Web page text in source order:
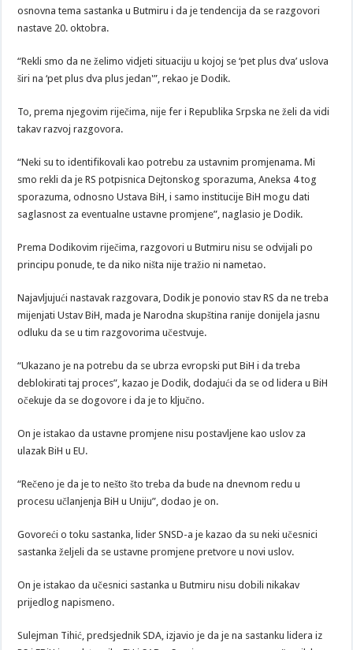
osnovna tema sastanka u Butmiru i da je tendencija da se razgovori
nastave 20. oktobra.
“Rekli smo da ne želimo vidjeti situaciju u kojoj se ‘pet plus dva’ uslova
širi na ‘pet plus dva plus jedan'”, rekao je Dodik.
To, prema njegovim riječima, nije fer i Republika Srpska ne želi da vidi
takav razvoj razgovora.
“Neki su to identifikovali kao potrebu za ustavnim promjenama. Mi
smo rekli da je RS potpisnica Dejtonskog sporazuma, Aneksa 4 tog
sporazuma, odnosno Ustava BiH, i samo institucije BiH mogu dati
saglasnost za eventualne ustavne promjene”, naglasio je Dodik.
Prema Dodikovim riječima, razgovori u Butmiru nisu se odvijali po
principu ponude, te da niko ništa nije tražio ni nametao.
Najavljujući nastavak razgovara, Dodik je ponovio stav RS da ne treba
mijenjati Ustav BiH, mada je Narodna skupština ranije donijela jasnu
odluku da se u tim razgovorima učestvuje.
“Ukazano je na potrebu da se ubrza evropski put BiH i da treba
deblokirati taj proces”, kazao je Dodik, dodajući da se od lidera u BiH
očekuje da se dogovore i da je to ključno.
On je istakao da ustavne promjene nisu postavljene kao uslov za
ulazak BiH u EU.
“Rečeno je da je to nešto što treba da bude na dnevnom redu u
procesu učlanjenja BiH u Uniju”, dodao je on.
Govoreći o toku sastanka, lider SNSD-a je kazao da su neki učesnici
sastanka željeli da se ustavne promjene pretvore u novi uslov.
On je istakao da učesnici sastanka u Butmiru nisu dobili nikakav
prijedlog napismeno.
Sulejman Tihić, predsjednik SDA, izjavio je da je na sastanku lidera iz